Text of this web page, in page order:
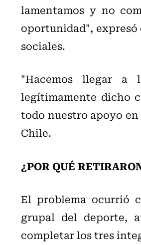
lamentamos y no
oportunidad", expresó
sociales.
"Hacemos llegar a
legítimamente dicho
todo nuestro apoyo
Chile.
¿POR QUÉ
El problema ocurrió
grupal del deporte,
completar los tres